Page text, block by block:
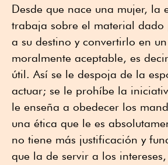
Desde que nace una mujer, la
trabaja sobre el material
a su destino y convertirlo en
moralmente aceptable, es
útil. Así se le despoja de la
actuar; se le prohíbe la
le enseña a obedecer los
una ética que le es
no tiene más justificación y
que la de servir a los